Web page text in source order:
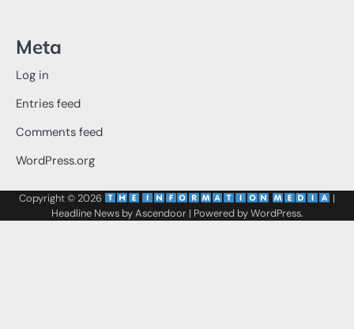
Meta
Log in
Entries feed
Comments feed
WordPress.org
Copyright © 2026
|
Headline News byAscendoor| Powered byWordPress.